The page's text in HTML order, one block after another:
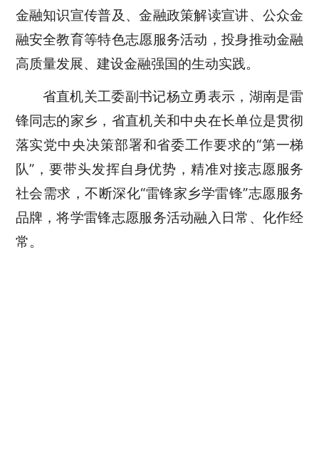
金融知识宣传普及、金融政策解读宣讲、公众金
融安全教育等特色志愿服务活动，投身推动金融
高质量发展、建设金融强国的生动实践。
省直机关工委副书记杨立勇表示，湖南是雷
锋同志的家乡，省直机关和中央在长单位是贯彻
落实党中央决策部署和省委工作要求的“第一梯
队”，要带头发挥自身优势，精准对接志愿服务
社会需求，不断深化“雷锋家乡学雷锋”志愿服务
品牌，将学雷锋志愿服务活动融入日常、化作经
常。